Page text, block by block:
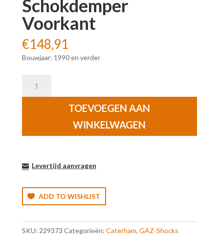
Schokdemper
Voorkant
€148,91
Bouwjaar: 1990 en verder
Serie
Axle
GAZ
Schokdemper
Voorkant
TOEVOEGEN AAN
WINKELWAGEN
Levertijd aanvragen
ADD TO WISHLIST
SKU: 229373 Categorieën: Caterham, GAZ-Shocks